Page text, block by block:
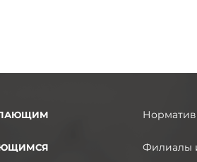
Филиалы